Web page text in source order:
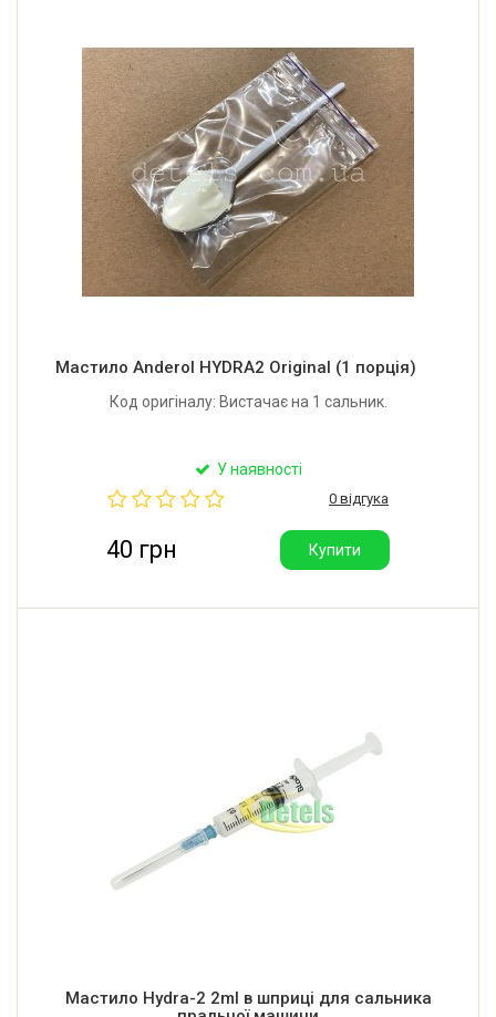
Мастило Anderol HYDRA2 Original (1 порція)
Код оригіналу: Вистачає на 1 сальник.
У наявності
0 відгука
40 грн Купити
Мастило Hydra-2 2ml в шприці для сальника